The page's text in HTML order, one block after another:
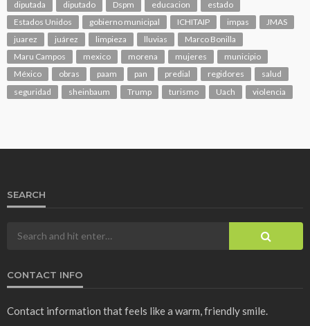
diputada
diputado Dspm educacion
estado
Estados Unidos
gobierno municipal ICHITAIP impas
JMAS
juarez
juárez limpieza lluvias
Marco Bonilla
Maru Campos
mexico morena mujeres
municipio
México
obras paam pan predial regidores
salud
seguridad
sheinbaum Trump turismo Uach violencia
SEARCH
CONTACT INFO
Contact information that feels like a warm, friendly smile.